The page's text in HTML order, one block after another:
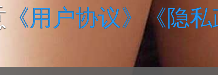
《用户协议》《隐